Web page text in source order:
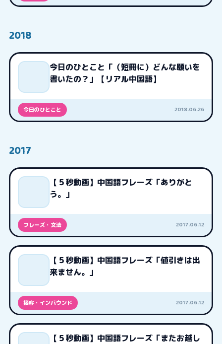
2018
今日のひとこと「（短冊に）どんな願いを
書いたの？」【リアル中国語】
今日のひとこと 2018.06.26
2017
【５秒動画】中国語フレーズ「ありがと
う。」
フレーズ・文法 2017.06.12
【５秒動画】中国語フレーズ「値引きは出
来ません。」
接客・インバウンド 2017.06.12
【５秒動画】中国語フレーズ「またお越し